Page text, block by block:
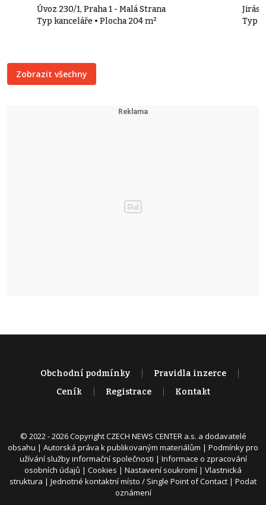
Úvoz 230/1, Praha 1 - Malá Strana
Typ kanceláře • Plocha 204 m²
Typ
Zobrazit všechny
Obchodní podmínky
Pravidla inzerce
Ceník
Registrace Kontakt
© 2022 - 2026 Copyright CZECH NEWS CENTER a.s. a dodavatelé
obsahu | Autorská práva k publikovaným materiálům | Podmínky pro
užívání služby informační společnosti | Informace o zpracování
osobních údajů | Cookies | Nastavení soukromí | Vlastnická
struktura | Jednotné kontaktní místo / Single Point of Contact | Podat
oznámení